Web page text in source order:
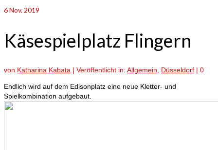
6Nov. 2019
Käsespielplatz Flingern
von Katharina Kabata | Veröffentlicht in: Allgemein Düsseldorf | 0
Endlich wird auf dem Edisonplatz eine neue Kletter- und
Spielkombination aufgebaut.